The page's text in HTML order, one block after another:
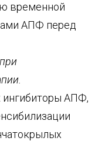
временной
АПФ перед
ингибиторы АПФ,